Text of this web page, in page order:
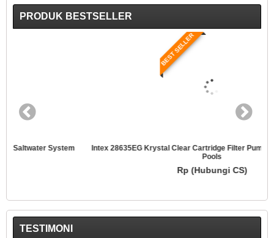
PRODUK BESTSELLER
Intex 28635EG Krystal Clear Cartridge Filter Pump For Above Ground
TESTIMONI